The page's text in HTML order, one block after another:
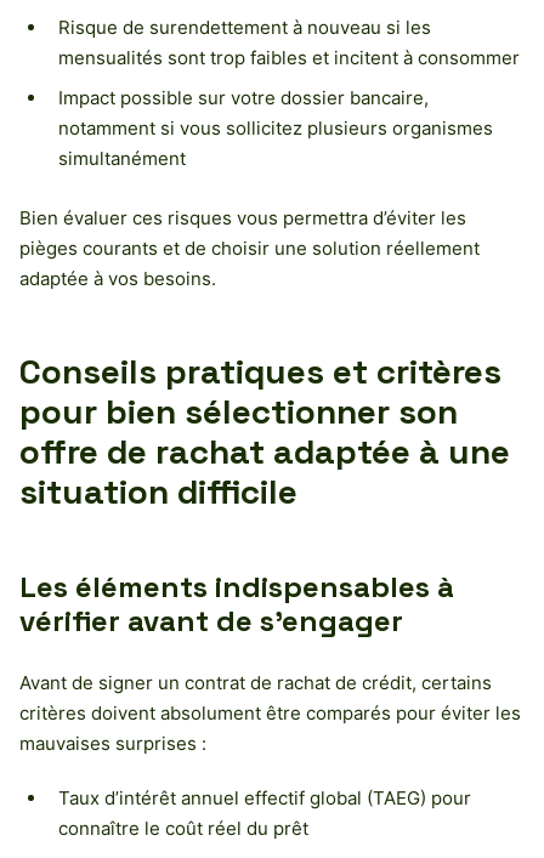
Risque de surendettement à nouveau si les
mensualités sont trop faibles et incitent à consommer
Impact possible sur votre dossier bancaire,
notamment si vous sollicitez plusieurs organismes
simultanément
Bien évaluer ces risques vous permettra d’éviter les
pièges courants et de choisir une solution réellement
adaptée à vos besoins.
Conseils pratiques et critères
pour bien sélectionner son
offre de rachat adaptée à une
situation difficile
Les éléments indispensables à
vérifier avant de s’engager
Avant de signer un contrat de rachat de crédit, certains
critères doivent absolument être comparés pour éviter les
mauvaises surprises :
Taux d’intérêt annuel effectif global (TAEG) pour
connaître le coût réel du prêt